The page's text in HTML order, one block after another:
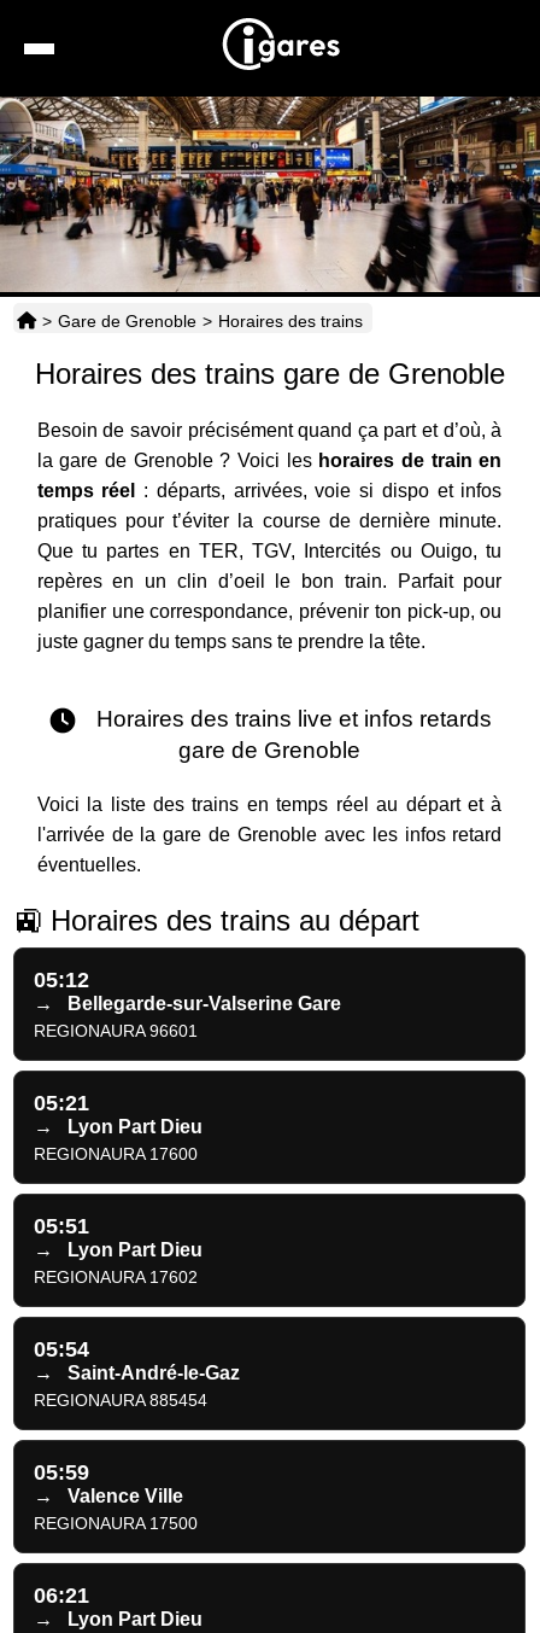
Recherche
Location de voiture
Hôtels
Horaires
> Gare de Grenoble > Horaires des trains
Horaires des trains gare de Grenoble
Besoin de savoir précisément quand ça part et d’où, à
la gare de Grenoble ? Voici les horaires de train en
temps réel
: départs, arrivées, voie si dispo et infos
pratiques pour t’éviter la course de dernière minute.
Que tu partes en TER, TGV, Intercités ou Ouigo, tu
repères en un clin d’oeil le bon train. Parfait pour
planifier une correspondance, prévenir ton pick-up, ou
juste gagner du temps sans te prendre la tête.
Horaires des trains live et infos retards
gare de Grenoble
Voici la liste des trains en temps réel au départ et à
l'arrivée de la gare de Grenoble avec les infos retard
éventuelles.
🚉 Horaires des trains au départ
05:12
→ Bellegarde-sur-Valserine Gare
REGIONAURA 96601
05:21
→ Lyon Part Dieu
REGIONAURA 17600
05:51
→ Lyon Part Dieu
REGIONAURA 17602
05:54
→ Saint-André-le-Gaz
REGIONAURA 885454
05:59
→ Valence Ville
REGIONAURA 17500
06:21
→ Lyon Part Dieu